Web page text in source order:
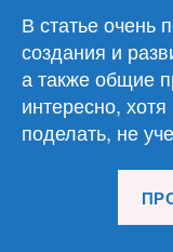
В статье очень
создания и
а также общие
интересно,
поделать, не